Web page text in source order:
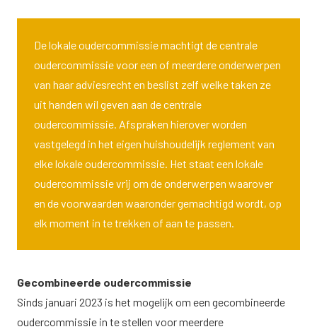
De lokale oudercommissie machtigt de centrale
oudercommissie voor een of meerdere onderwerpen
van haar adviesrecht en beslist zelf welke taken ze
uit handen wil geven aan de centrale
oudercommissie. Afspraken hierover worden
vastgelegd in het eigen huishoudelijk reglement van
elke lokale oudercommissie. Het staat een lokale
oudercommissie vrij om de onderwerpen waarover
en de voorwaarden waaronder gemachtigd wordt, op
elk moment in te trekken of aan te passen.
Gecombineerde oudercommissie
Sinds januari 2023 is het mogelijk om een gecombineerde
oudercommissie in te stellen voor meerdere